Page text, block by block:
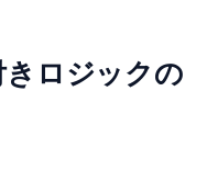
ロジックの